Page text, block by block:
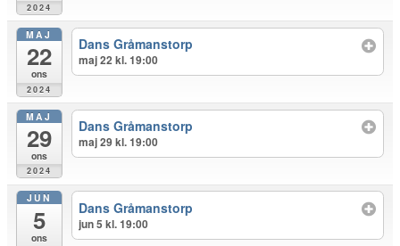
2024
MAJ
22
ons
2024
Dans Gråmanstorp
maj 22 kl. 19:00
MAJ
29
ons
2024
Dans Gråmanstorp
maj 29 kl. 19:00
JUN
5
ons
Dans Gråmanstorp
jun 5 kl. 19:00